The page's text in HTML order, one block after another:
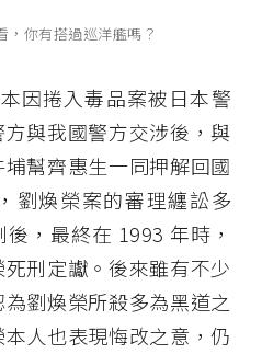
，你有搭過巡洋艦嗎？
因捲入毒品案被日本警
與我國警方交涉後，與
幫齊惠生一同押解回國
劉煥榮案的審理纏訟多
，最終在 1993 年時，
刑定讞。後來雖有不少
劉煥榮所殺多為黑道之
人也表現悔改之意，仍